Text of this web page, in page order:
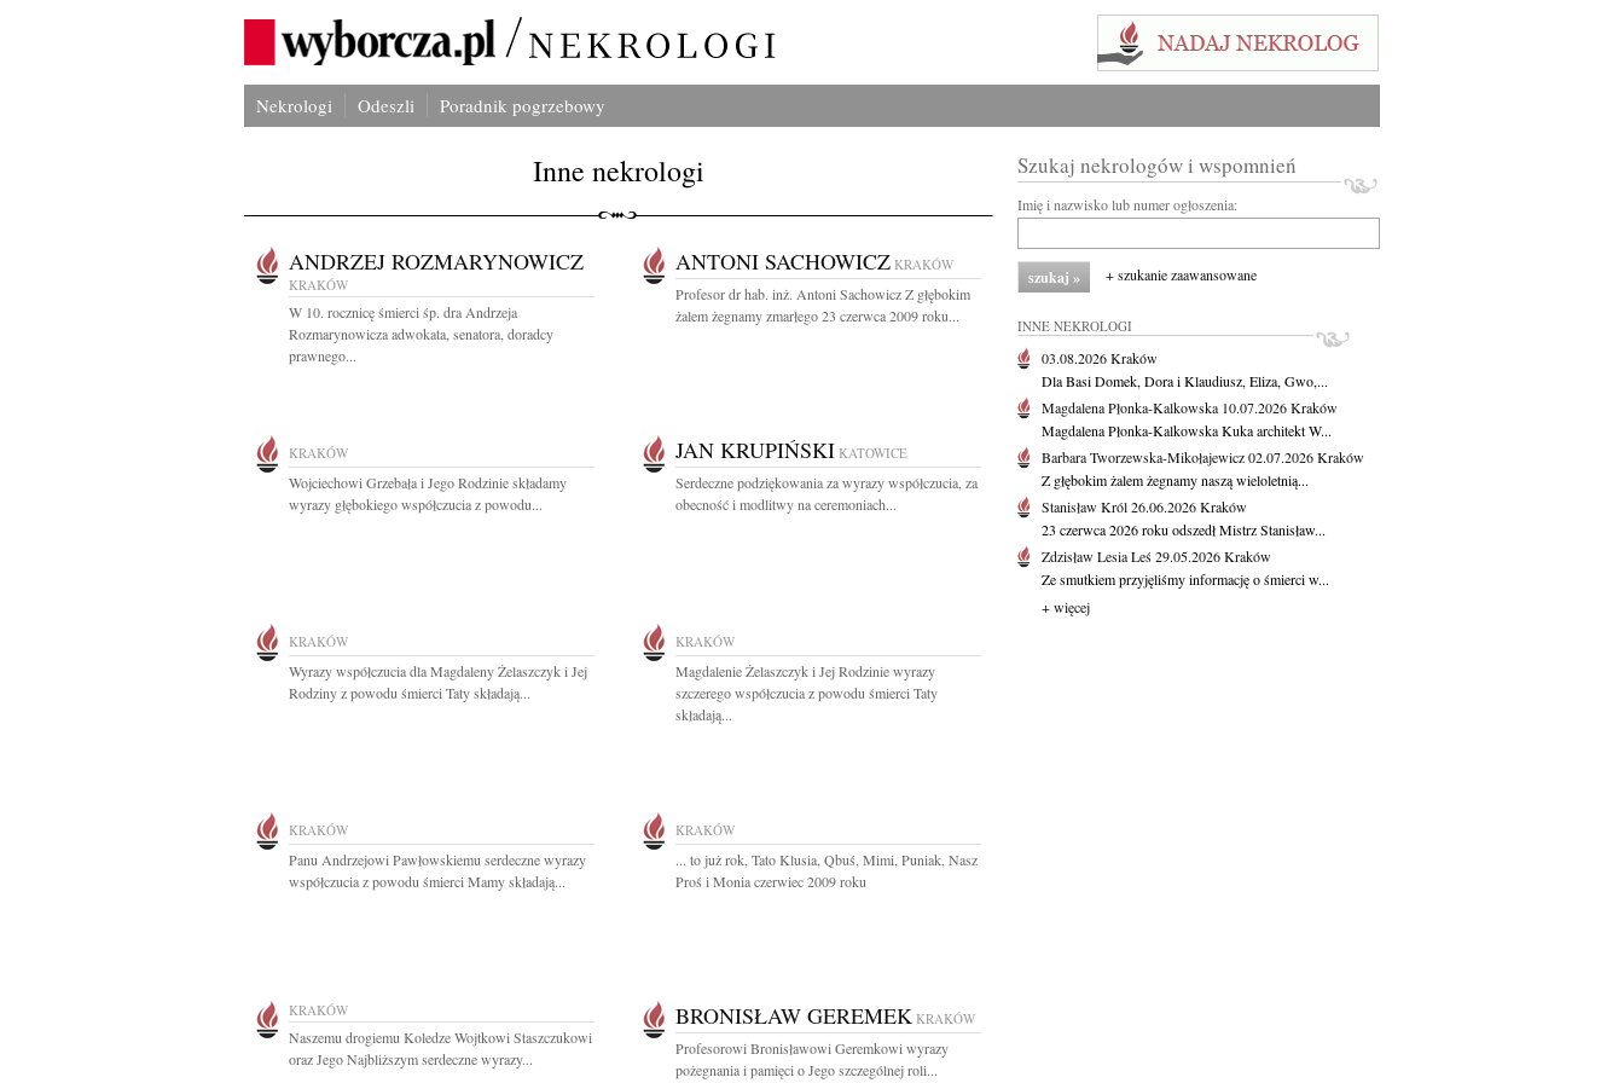
Nekrologi Odeszli Poradnik pogrzebowy
Inne nekrologi
ANDRZEJ ROZMARYNOWICZ
KRAKÓW
W 10. rocznicę śmierci śp. dra Andrzeja
Rozmarynowicza adwokata, senatora, doradcy
prawnego...
ANTONI SACHOWICZ KRAKÓW
Profesor dr hab. inż. Antoni Sachowicz Z głębokim
żalem żegnamy zmarłego 23 czerwca 2009 roku...
KRAKÓW
Wojciechowi Grzebała i Jego Rodzinie składamy
wyrazy głębokiego współczucia z powodu...
JAN KRUPIŃSKI KATOWICE
Serdeczne podziękowania za wyrazy współczucia, za
obecność i modlitwy na ceremoniach...
KRAKÓW
Wyrazy współczucia dla Magdaleny Żelaszczyk i Jej
Rodziny z powodu śmierci Taty składają...
KRAKÓW
Magdalenie Żelaszczyk i Jej Rodzinie wyrazy
szczerego współczucia z powodu śmierci Taty
składają...
KRAKÓW
Panu Andrzejowi Pawłowskiemu serdeczne wyrazy
współczucia z powodu śmierci Mamy składają...
KRAKÓW
... to już rok, Tato Klusia, Qbuś, Mimi, Puniak, Nasz
Proś i Monia czerwiec 2009 roku
KRAKÓW
Naszemu drogiemu Koledze Wojtkowi Staszczukowi
oraz Jego Najbliższym serdeczne wyrazy...
BRONISŁAW GEREMEK KRAKÓW
Profesorowi Bronisławowi Geremkowi wyrazy
pożegnania i pamięci o Jego szczególnej roli...
Szukaj nekrologów i wspomnień
Imię i nazwisko lub numer ogłoszenia:
+ szukanie zaawansowane
INNE NEKROLOGI
03.08.2026Kraków
Dla Basi Domek, Dora i Klaudiusz, Eliza, Gwo,...
Magdalena Płonka-Kalkowska 10.07.2026Kraków
Magdalena Płonka-Kalkowska Kuka architekt W...
Barbara Tworzewska-Mikołajewicz02.07.2026Kraków
Z głębokim żalem żegnamy naszą wieloletnią...
Stanisław Król26.06.2026Kraków
23 czerwca 2026 roku odszedł Mistrz Stanisław...
Zdzisław Lesia Leś29.05.2026Kraków
Ze smutkiem przyjęliśmy informację o śmierci w...
+ więcej